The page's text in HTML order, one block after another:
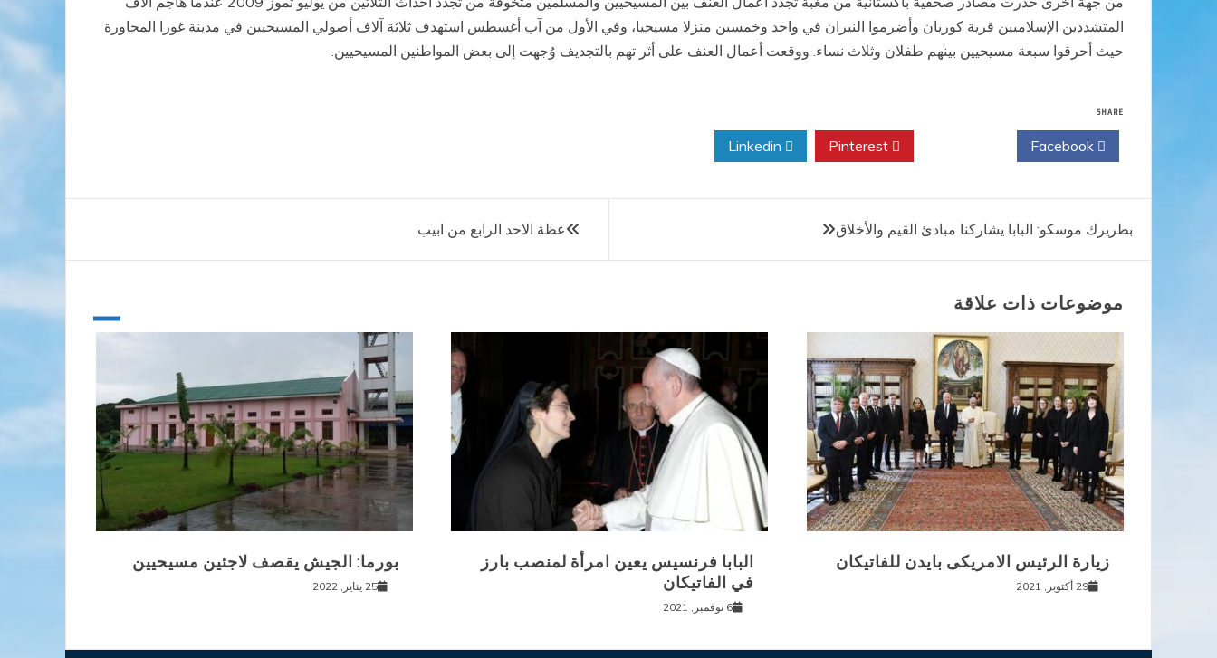
المتشددين الإسلاميين قرية كوريان وأضرموا النيران في واحد وخمسين منزلا مسيحيا، وفي الأول من آب أغسطس استهدف ثلاثة آلاف أصولي المسيحيين في مدينة غورا المجاورة
حيث أحرقوا سبعة مسيحيين بينهم طفلان وثلاث نساء. ووقعت أعمال العنف على أثر تهم بالتجديف وُجهت إلى بعض المواطنين المسيحيين.
SHARE
تصفّح
المقالات
عظة الاحد الرابع من ابيب بطريرك موسكو: البابا يشاركنا مبادئ القيم والأخلاق
موضوعات ذات علاقة
بورما: الجيش يقصف لاجئين مسيحيين
25 يناير, 2022
البابا فرنسيس يعين امرأة لمنصب بارز
في الفاتيكان
6 نوفمبر, 2021
زيارة الرئيس الامريكى بايدن للفاتيكان
29 أكتوبر, 2021